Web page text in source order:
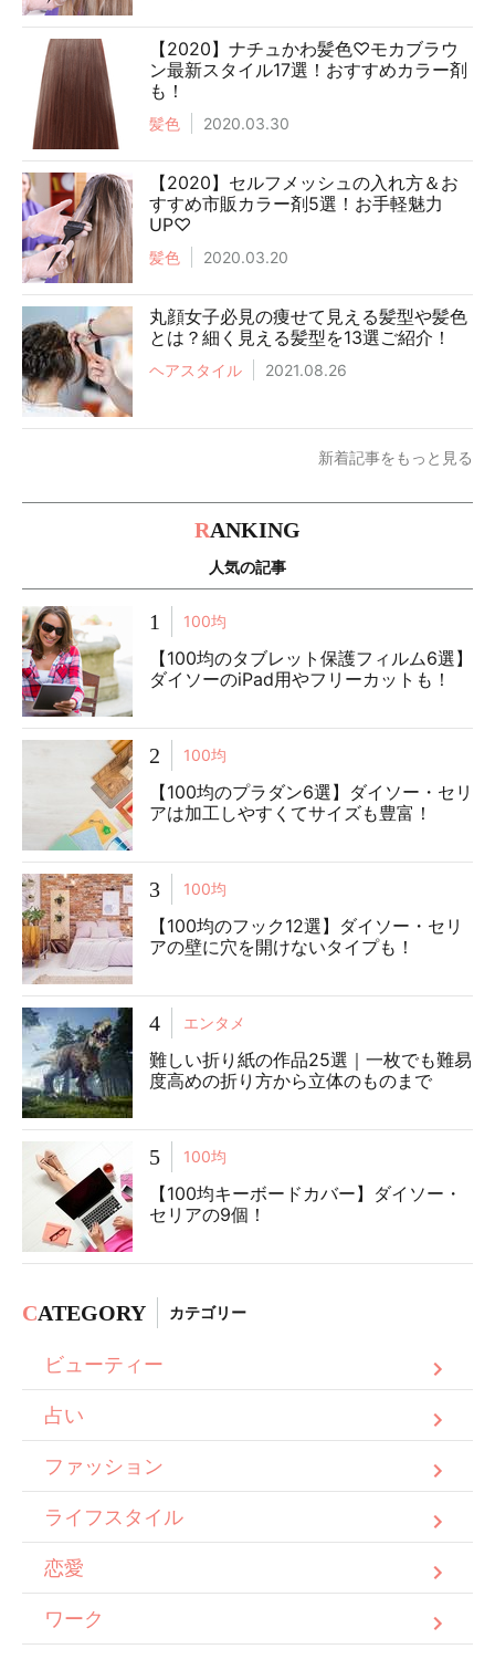
【2020】ナチュかわ髪色♡モカブラウ
ン最新スタイル17選！おすすめカラー剤
も！
髪色 2020.03.30
【2020】セルフメッシュの入れ方＆お
すすめ市販カラー剤5選！お手軽魅力
UP♡
髪色 2020.03.20
丸顔女子必見の痩せて見える髪型や髪色
とは？細く見える髪型を13選ご紹介！
ヘアスタイル 2021.08.26
新着記事をもっと見る
RANKING
人気の記事
1 100均
【100均のタブレット保護フィルム6選】
ダイソーのiPad用やフリーカットも！
2 100均
【100均のプラダン6選】ダイソー・セリ
アは加工しやすくてサイズも豊富！
3 100均
【100均のフック12選】ダイソー・セリ
アの壁に穴を開けないタイプも！
4 エンタメ
難しい折り紙の作品25選｜一枚でも難易
度高めの折り方から立体のものまで
5 100均
【100均キーボードカバー】ダイソー・
セリアの9個！
CATEGORY カテゴリー
ビューティー
占い
ファッション
ライフスタイル
恋愛
ワーク